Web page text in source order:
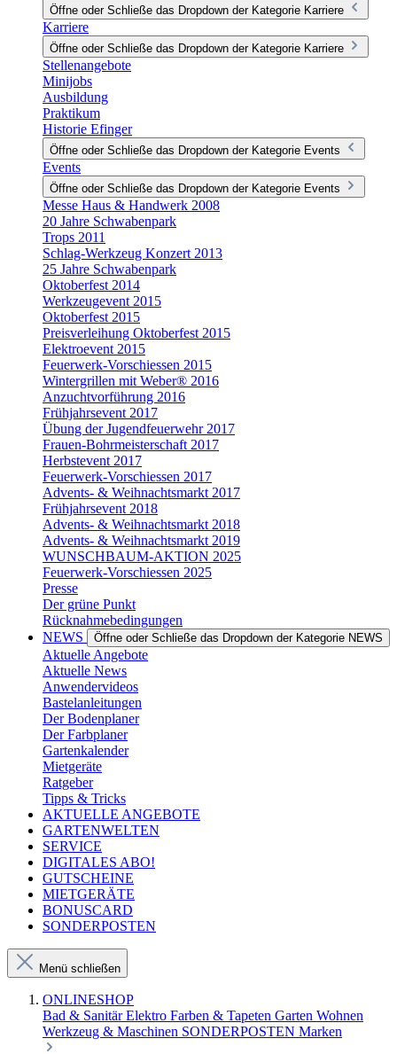
Öffne oder Schließe das Dropdown der Kategorie Karriere
Karriere
Öffne oder Schließe das Dropdown der Kategorie Karriere
Stellenangebote
Minijobs
Ausbildung
Praktikum
Historie Efinger
Öffne oder Schließe das Dropdown der Kategorie Events
Events
Öffne oder Schließe das Dropdown der Kategorie Events
Messe Haus & Handwerk 2008
20 Jahre Schwabenpark
Trops 2011
Schlag-Werkzeug Konzert 2013
25 Jahre Schwabenpark
Oktoberfest 2014
Werkzeugevent 2015
Oktoberfest 2015
Preisverleihung Oktoberfest 2015
Elektroevent 2015
Feuerwerk-Vorschiessen 2015
Wintergrillen mit Weber® 2016
Anzuchtvorführung 2016
Frühjahrsevent 2017
Übung der Jugendfeuerwehr 2017
Frauen-Bohrmeisterschaft 2017
Herbstevent 2017
Feuerwerk-Vorschiessen 2017
Advents- & Weihnachtsmarkt 2017
Frühjahrsevent 2018
Advents- & Weihnachtsmarkt 2018
Advents- & Weihnachtsmarkt 2019
WUNSCHBAUM-AKTION 2025
Feuerwerk-Vorschiessen 2025
Presse
Der grüne Punkt
Rücknahmebedingungen
NEWS
Öffne oder Schließe das Dropdown der Kategorie NEWS
Aktuelle Angebote
Aktuelle News
Anwendervideos
Bastelanleitungen
Der Bodenplaner
Der Farbplaner
Gartenkalender
Mietgeräte
Ratgeber
Tipps & Tricks
AKTUELLE ANGEBOTE
GARTENWELTEN
SERVICE
DIGITALES ABO!
GUTSCHEINE
MIETGERÄTE
BONUSCARD
SONDERPOSTEN
Menü schließen
ONLINESHOP
Bad & SanitärElektro Farben & Tapeten Garten Wohnen
Werkzeug & Maschinen SONDERPOSTEN Marken